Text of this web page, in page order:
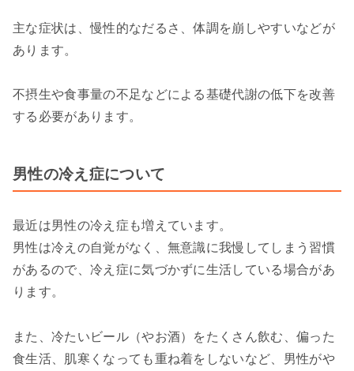
主な症状は、慢性的なだるさ、体調を崩しやすいなどが
あります。
不摂生や食事量の不足などによる基礎代謝の低下を改善
する必要があります。
男性の冷え症について
最近は男性の冷え症も増えています。
男性は冷えの自覚がなく、無意識に我慢してしまう習慣
があるので、冷え症に気づかずに生活している場合があ
ります。
また、冷たいビール（やお酒）をたくさん飲む、偏った
食生活、肌寒くなっても重ね着をしないなど、男性がや